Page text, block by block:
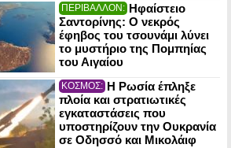
ΠΕΡΙΒΑΛΛΟΝ: Ηφαίστειο
Σαντορίνης: Ο νεκρός
έφηβος του τσουνάμι λύνει
το μυστήριο της Πομπηίας
του Αιγαίου
ΚΟΣΜΟΣ: Η Ρωσία έπληξε
πλοία και στρατιωτικές
εγκαταστάσεις που
υποστηρίζουν την Ουκρανία
σε Οδησσό και Μικολάιφ